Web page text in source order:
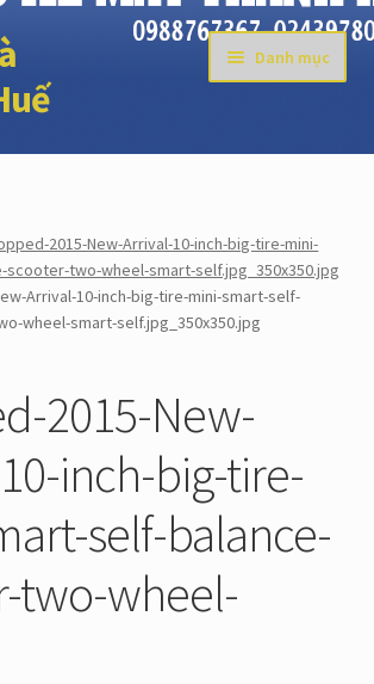
Danh mục
2015-New-Arrival-10-inch-big-tire-mini-
scooter-two-wheel-smart-self.jpg_350x350.jpg
Arrival-10-inch-big-tire-mini-smart-self-
wheel-smart-self.jpg_350x350.jpg
2015-New-
inch-big-tire-
self-balance-
two-wheel-